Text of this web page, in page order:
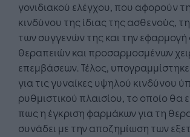
γονιδιακού ελέγχου, που αφορούν
κινδύνου της ίδιας της ασθενούς,
των συγγενών της και την
θεραπειών και προσαρμοσμένων
επεμβάσεων. Τέλος,
για τις γυναίκες υψηλού κινδύνου
ρυθμιστικού πλαισίου, το οποίο θα
πως η έγκριση φαρμάκων για τη
συνάδει με την αποζημίωση των